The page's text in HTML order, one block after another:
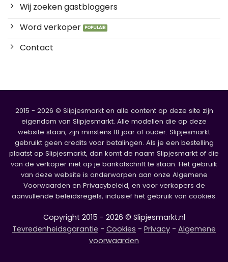
Wij zoeken gastbloggers
Word verkoper
Contact
2015 - 2026 © Slipjesmarkt en alle content op deze site zijn
eigendom van Slipjesmarkt. Alle modellen die op deze
website staan, zijn minstens 18 jaar of ouder. Slipjesmarkt
gebruikt geen credits voor betalingen. Als je een bestelling
plaatst op Slipjesmarkt, dan komt de naam Slipjesmarkt of die
van de verkoper niet op je bankafschrift te staan. Het gebruik
van deze website is onderworpen aan onze Algemene
Voorwaarden en Privacybeleid, en voor verkopers de
aanvullende beleidsregels, inclusief het gebruik van cookies.
Copyright 2015 - 2026 © Slipjesmarkt.nl
Tevredenheidsgarantie - Cookies - Privacy - Algemene
voorwaarden